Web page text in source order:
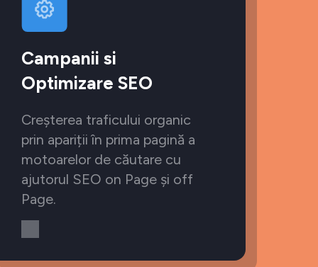
Campanii si
Optimizare SEO
Creșterea traficului organic
prin apariții în prima pagină a
motoarelor de căutare cu
ajutorul SEO on Page și off
Page.